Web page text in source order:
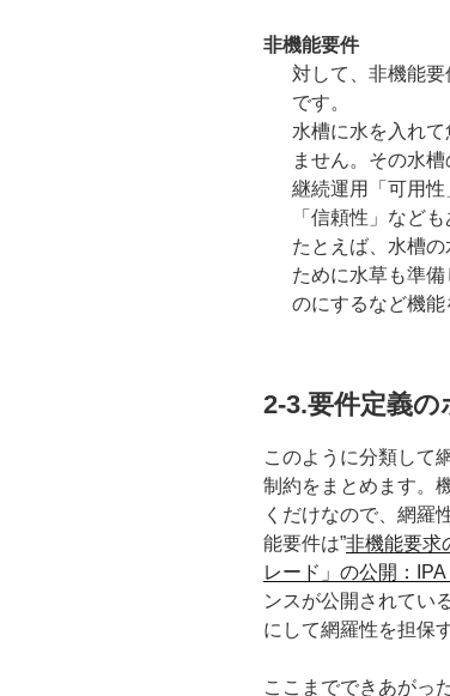
非機能要件
対して、非機能
です。
水槽に水を入れ
ません。その水
継続運用「可用
「信頼性」なども
たとえば、水槽
ために水草も準
のにするなど機能
2-3.要件定義の
このように分類して
制約をまとめます。
くだけなので、網羅
能要件は”非機能要求
レード」の公開：
ンスが公開されてい
にして網羅性を担保
ここまでできあがっ